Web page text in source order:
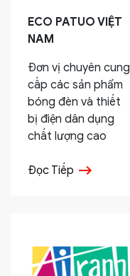
ECO PATUO VIỆT
NAM
Đơn vị chuyên cung
cấp các sản phẩm
bóng đèn và thiết
bị điện dân dụng
chất lượng cao
Đọc Tiếp